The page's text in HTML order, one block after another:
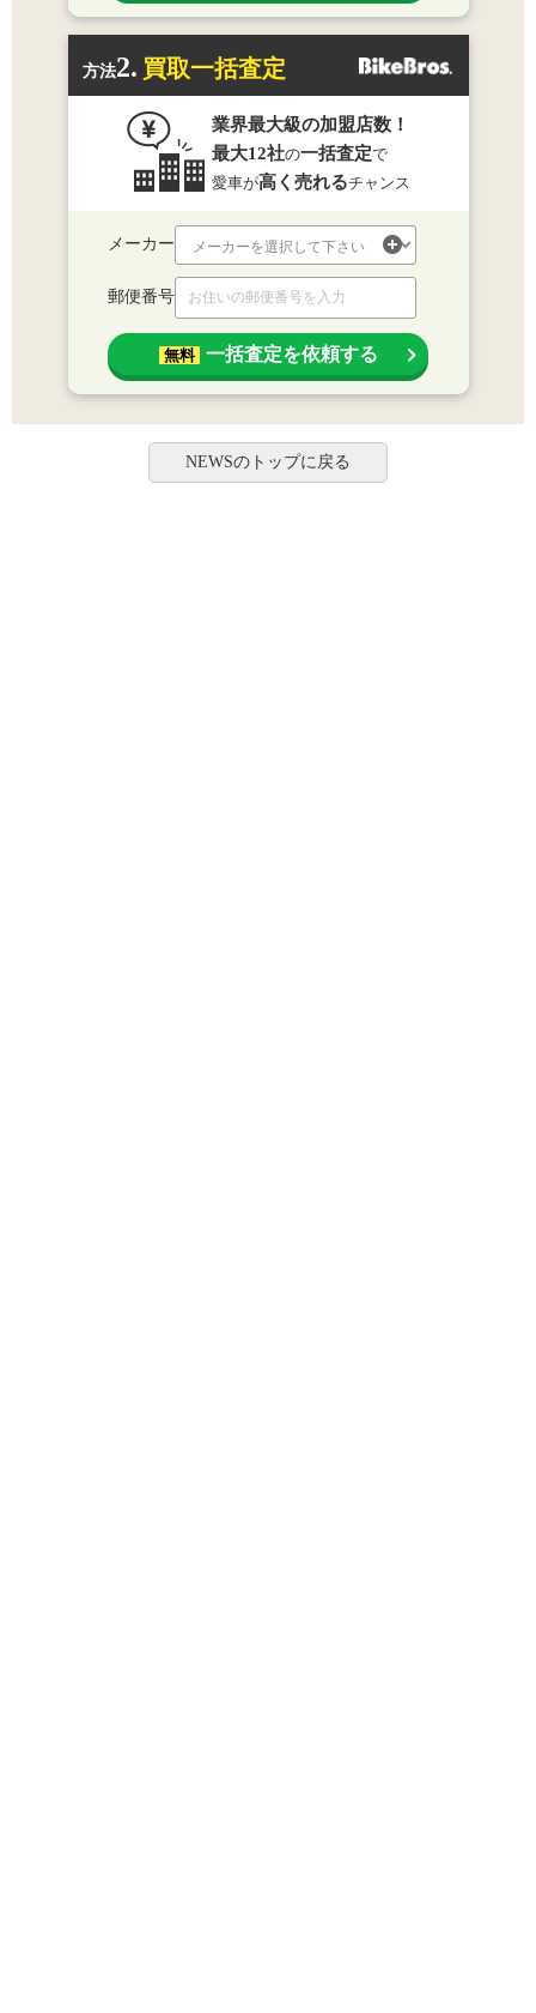
方法2. 買取一括査定
業界最大級の加盟店数！
最大12社の一括査定で
愛車が高く売れるチャンス
メーカー
郵便番号
無料 一括査定を依頼する
NEWSのトップに戻る